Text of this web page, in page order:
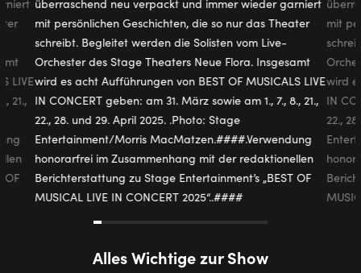
Alles Wichtige zur Show